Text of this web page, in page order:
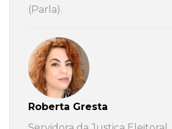
(Parla).
Roberta Gresta